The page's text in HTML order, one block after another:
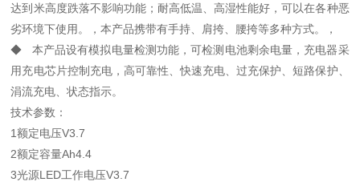
达到米高度跌落不影响功能；耐高低温、高湿性能好，可以在各种恶
劣环境下使用。，本产品携带有手持、肩挎、腰挎等多种方式。，
◆ 本产品设有模拟电量检测功能，可检测电池剩余电量，充电器采
用充电芯片控制充电，高可靠性、快速充电、过充保护、短路保护、
涓流充电、状态指示。
技术参数：
1额定电压V3.7
2额定容量Ah4.4
3光源LED工作电压V3.7